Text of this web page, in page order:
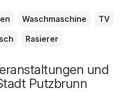
Waschmaschine
TV
Rasierer
und
Putzbrunn